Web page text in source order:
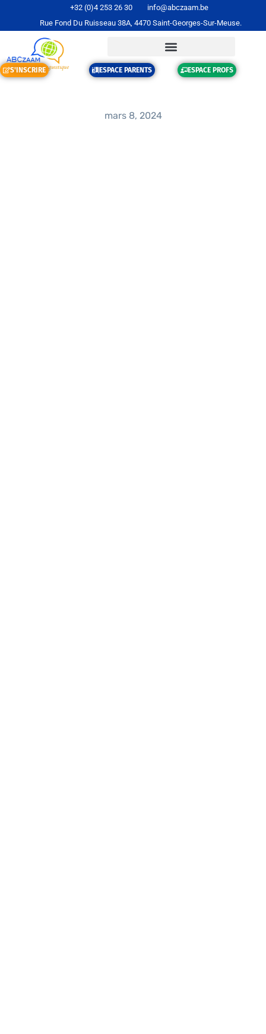
+32 (0)4 253 26 30
info@abczaam.be
Rue Fond Du Ruisseau 38A, 4470 Saint-Georges-Sur-Meuse.
S'INSCRIRE ESPACE PARENTS ESPACE PROFS
mars 8, 2024